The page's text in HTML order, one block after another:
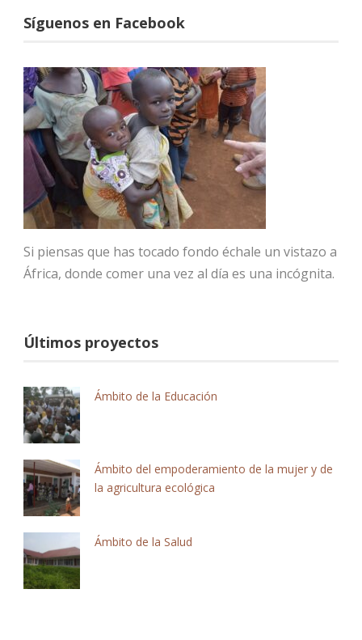
Síguenos en Facebook
Si piensas que has tocado fondo échale un vistazo a
África, donde comer una vez al día es una incógnita.
Últimos proyectos
Ámbito de la Educación
Ámbito del empoderamiento de la mujer y de
la agricultura ecológica
Ámbito de la Salud